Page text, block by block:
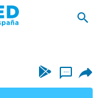
...